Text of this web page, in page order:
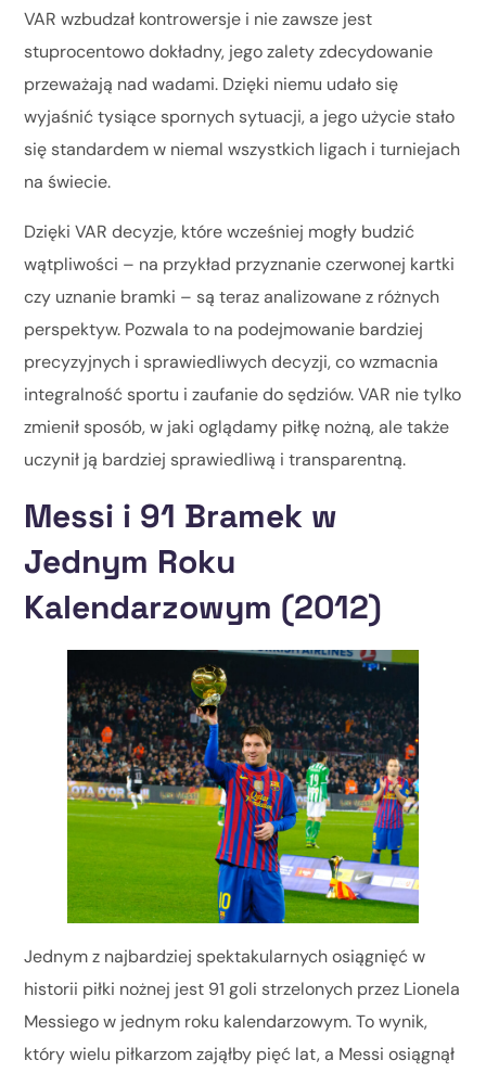
VAR wzbudzał kontrowersje i nie zawsze jest
stuprocentowo dokładny, jego zalety zdecydowanie
przeważają nad wadami. Dzięki niemu udało się
wyjaśnić tysiące spornych sytuacji, a jego użycie stało
się standardem w niemal wszystkich ligach i turniejach
na świecie.
Dzięki VAR decyzje, które wcześniej mogły budzić
wątpliwości – na przykład przyznanie czerwonej kartki
czy uznanie bramki – są teraz analizowane z różnych
perspektyw. Pozwala to na podejmowanie bardziej
precyzyjnych i sprawiedliwych decyzji, co wzmacnia
integralność sportu i zaufanie do sędziów. VAR nie tylko
zmienił sposób, w jaki oglądamy piłkę nożną, ale także
uczynił ją bardziej sprawiedliwą i transparentną.
Messi i 91 Bramek w
Jednym Roku
Kalendarzowym (2012)
Jednym z najbardziej spektakularnych osiągnięć w
historii piłki nożnej jest 91 goli strzelonych przez Lionela
Messiego w jednym roku kalendarzowym. To wynik,
który wielu piłkarzom zająłby pięć lat, a Messi osiągnął